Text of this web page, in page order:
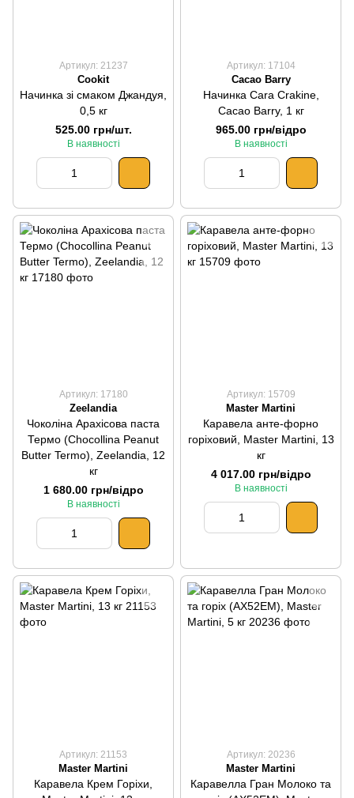
Артикул: 21237
Cookit
Начинка зі смаком Джандуя,
0,5 кг
525.00 грн/шт.
В наявності
Артикул: 17104
Cacao Barry
Начинка Cara Crakine,
Cacao Barry, 1 кг
965.00 грн/відро
В наявності
Артикул: 17180
Zeelandia
Чоколіна Арахісова паста
Термо (Сhocollina Peanut
Butter Termo), Zeelandia, 12
кг
1 680.00 грн/відро
В наявності
Артикул: 15709
Master Martini
Каравела анте-форно
горіховий, Master Martini, 13
кг
4 017.00 грн/відро
В наявності
Артикул: 21153
Master Martini
Каравела Крем Горіхи,
Артикул: 20236
Master Martini
Каравелла Гран Молоко та